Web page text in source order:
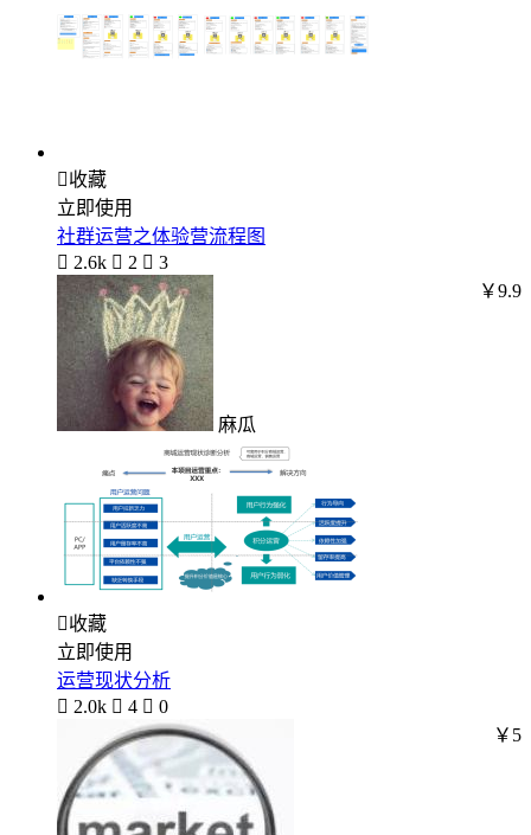
收藏
立即使用
社群运营之体验营流程图
 2.6k  2  3
麻瓜
￥9.9
收藏
立即使用
运营现状分析
 2.0k  4  0
￥5